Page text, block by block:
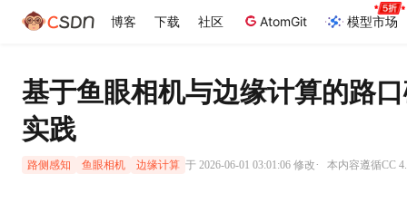
博客 下载 社区 AtomGit 模型市场
基于鱼眼相机与边缘计算的路
实践
路侧感知 鱼眼相机 边缘计算 于 2026-06-01 03:01:06 修改· 本内容遵循CC